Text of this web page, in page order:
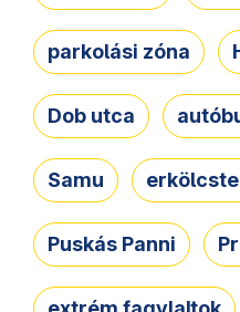
parkolási zóna
Dob utca
Samu
Puskás Panni